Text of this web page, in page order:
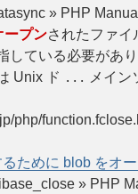
» PHP
ープンされたファイ
している必要があ
Unix ド ... メイン
php/
ために blob をオ
» PHP